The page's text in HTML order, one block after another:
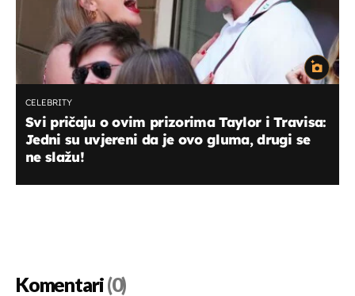
CELEBRITY
Svi pričaju o ovim prizorima Taylor i Travisa:
Jedni su uvjereni da je ovo gluma, drugi se
ne slažu!
Komentari(0)